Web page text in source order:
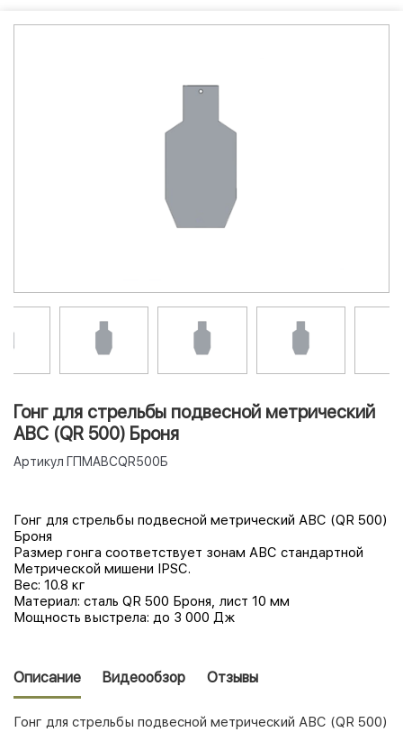
Гонг для стрельбы подвесной метрический
АBС (QR 500) Броня
Артикул ГПМАВСQR500Б
Гонг для стрельбы подвесной метрический АBС (QR 500)
Броня
Размер гонга соответствует зонам ABC стандартной
Метрической мишени IPSC.
Вес: 10.8 кг
Материал: сталь QR 500 Броня, лист 10 мм
Мощность выстрела: до 3 000 Дж
Описание Видеообзор Отзывы
Гонг для стрельбы подвесной метрический АBС (QR 500)